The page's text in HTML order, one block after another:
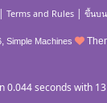
Terms and Rules| ขึ้นบ
, Simple Machines
0.044 seconds with